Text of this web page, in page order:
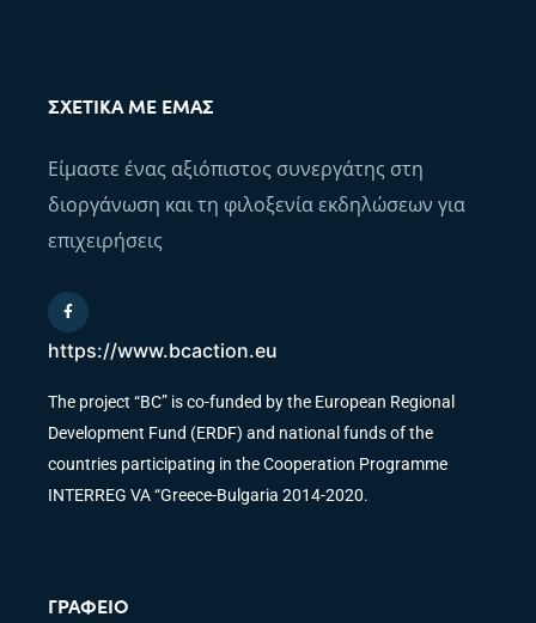
ΣΧΕΤΙΚΆ ΜΕ ΕΜΆΣ
Είμαστε ένας αξιόπιστος συνεργάτης στη
διοργάνωση και τη φιλοξενία εκδηλώσεων για
επιχειρήσεις
https://www.bcaction.eu
The project “BC” is co-funded by the European Regional
Development Fund (ERDF) and national funds of the
countries participating in the Cooperation Programme
INTERREG VA “Greece-Bulgaria 2014-2020.
ΓΡΑΦΕΊΟ